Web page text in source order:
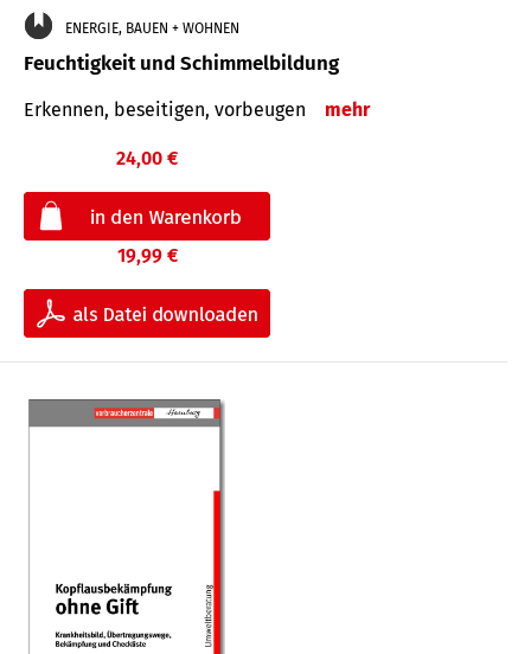
ENERGIE, BAUEN + WOHNEN
Feuchtigkeit und Schimmelbildung
Erkennen, beseitigen, vorbeugen mehr
24,00 €
19,99 €